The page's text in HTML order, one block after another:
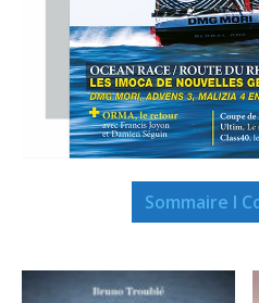
Sommaire I